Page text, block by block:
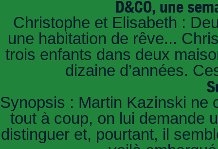
D&CO, une
Christophe et Elisabeth :
une habitation de rêve...
trois enfants dans deux
dizaine d’années.
Synopsis : Martin Kazinski ne
tout à coup, on lui demande
distinguer et, pourtant, il